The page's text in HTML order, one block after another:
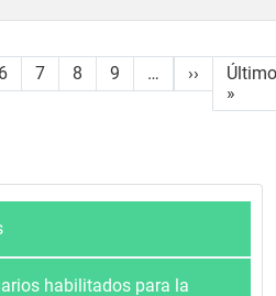
6 7 8 9 … ››
Último
»
habilitados para la